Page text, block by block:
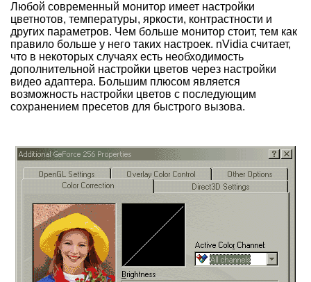
Любой современный монитор имеет настройки
цветнотов, температуры, яркости, контрастности и
других параметров. Чем больше монитор стоит, тем как
правило больше у него таких настроек. nVidia считает,
что в некоторых случаях есть необходимость
дополнительной настройки цветов через настройки
видео адаптера. Большим плюсом является
возможность настройки цветов с последующим
сохранением пресетов для быстрого вызова.